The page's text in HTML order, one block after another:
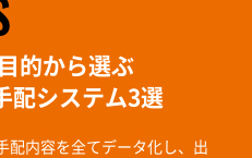
的から選ぶ
配システム3選
配内容を全てデータ化し、出